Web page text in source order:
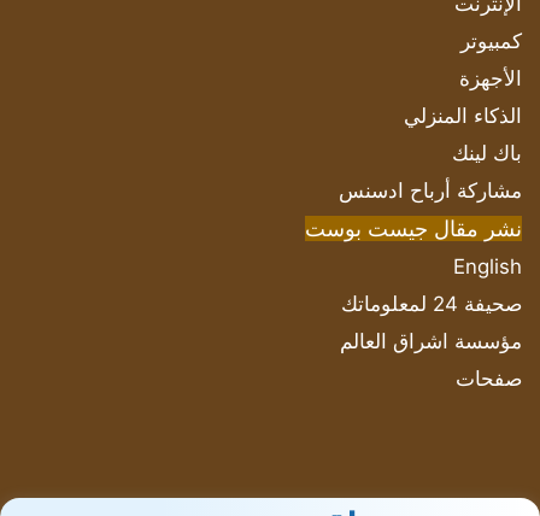
كمبيوتر
الأجهزة
الذكاء المنزلي
باك لينك
مشاركة أرباح ادسنس
نشر مقال جيست بوست
English
صحيفة 24 لمعلوماتك
مؤسسة اشراق العالم
صفحات